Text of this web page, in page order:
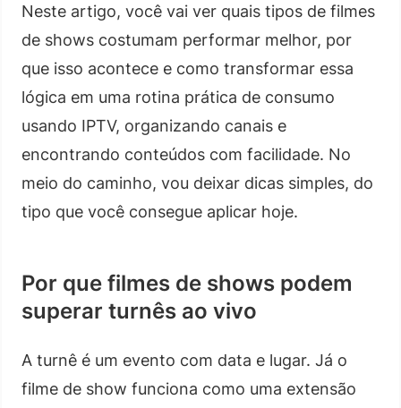
Neste artigo, você vai ver quais tipos de filmes
de shows costumam performar melhor, por
que isso acontece e como transformar essa
lógica em uma rotina prática de consumo
usando IPTV, organizando canais e
encontrando conteúdos com facilidade. No
meio do caminho, vou deixar dicas simples, do
tipo que você consegue aplicar hoje.
Por que filmes de shows podem
superar turnês ao vivo
A turnê é um evento com data e lugar. Já o
filme de show funciona como uma extensão